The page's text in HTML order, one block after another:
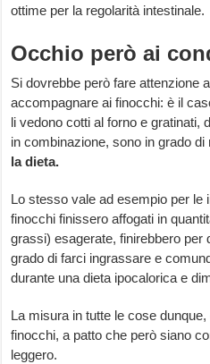
ottime per la regolarità intestinale.
Occhio però ai
Si dovrebbe però fare attenzione
accompagnare ai finocchi: è il
li vedono cotti al forno e gratinati,
in combinazione, sono in grado di
la dieta.
Lo stesso vale ad esempio per le
finocchi finissero affogati in
grassi) esagerate, finirebbero per
grado di farci ingrassare e
durante una dieta ipocalorica e
La misura in tutte le cose
finocchi, a patto che però siano
leggero.